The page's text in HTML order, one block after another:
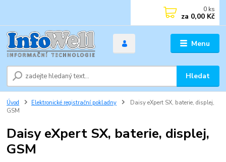
Menu
Hledat
0 ks
za 0,00 Kč
Úvod Elektronické registrační pokladny
Daisy eXpert SX, baterie, displej,
GSM
Daisy eXpert SX, baterie, displej,
GSM